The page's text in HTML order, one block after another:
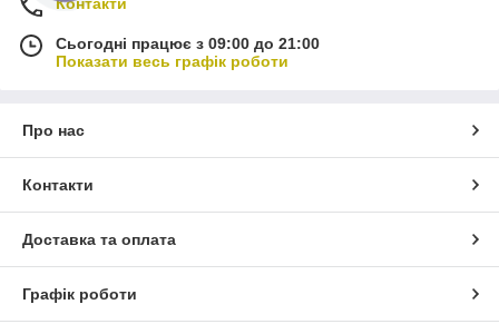
Контакти
Сьогодні працює з 09:00 до 21:00
Показати весь графік роботи
Про нас
Контакти
Доставка та оплата
Графік роботи